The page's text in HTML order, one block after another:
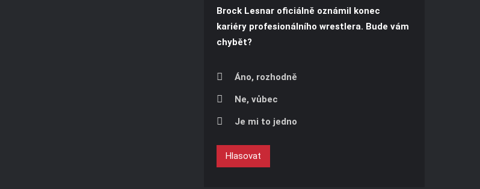
Brock Lesnar oficiálně oznámil konec
kariéry profesionálního wrestlera. Bude vám
chybět?
Áno, rozhodně
Ne, vůbec
Je mi to jedno
Hlasovat